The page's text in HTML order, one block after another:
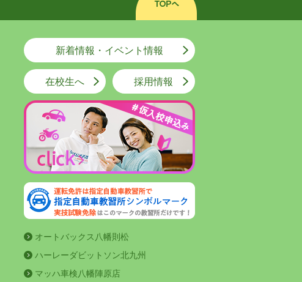
新着情報・イベント情報
在校生へ 採用情報
オートバックス八幡則松
ハーレーダビットソン北九州
マッハ車検八幡陣原店